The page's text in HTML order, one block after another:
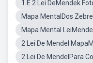
1 E 2 Lei DeMendek
Mapa MentalDos
Mapa Mental
2 Lei De Mendel
2 Lei De MendelPara